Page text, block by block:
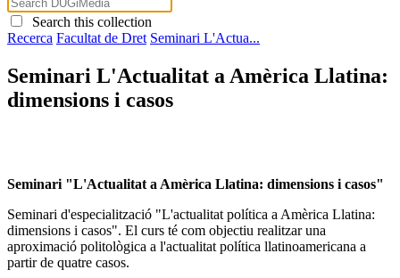
Search this collection
Recerca Facultat de Dret Seminari L'Actua...
Seminari L'Actualitat a Amèrica Llatina:
dimensions i casos
Seminari "L'Actualitat a Amèrica Llatina: dimensions i casos"
Seminari d'especialització "L'actualitat política a Amèrica Llatina:
dimensions i casos". El curs té com objectiu realitzar una
aproximació politològica a l'actualitat política llatinoamericana a
partir de quatre casos.